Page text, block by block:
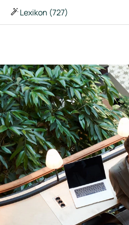
Lexikon (727)